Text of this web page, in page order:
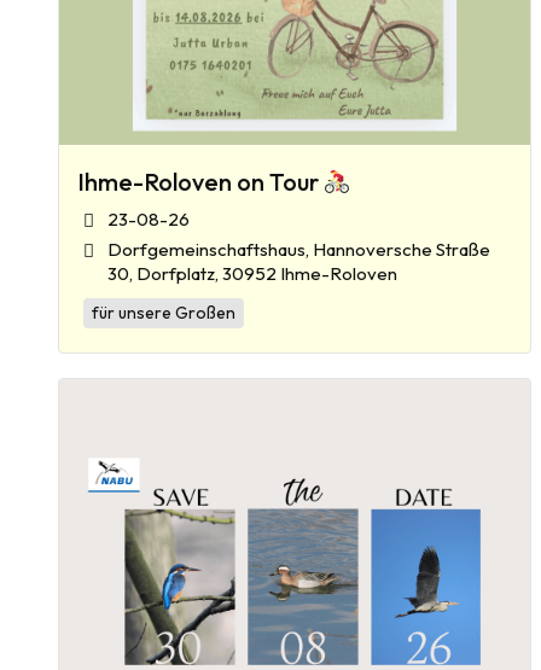
Ihme-Roloven on Tour
23-08-26
Dorfgemeinschaftshaus, Hannoversche Straße
30, Dorfplatz, 30952 Ihme-Roloven
für unsere Großen